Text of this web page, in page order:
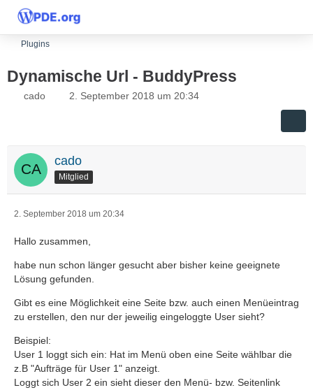
Plugins
Dynamische Url - BuddyPress
cado 2. September 2018 um 20:34
cado
Mitglied
2. September 2018 um 20:34
Hallo zusammen,
habe nun schon länger gesucht aber bisher keine geeignete
Lösung gefunden.
Gibt es eine Möglichkeit eine Seite bzw. auch einen Menüeintrag
zu erstellen, den nur der jeweilig eingeloggte User sieht?
Beispiel:
User 1 loggt sich ein: Hat im Menü oben eine Seite wählbar die
z.B "Aufträge für User 1" anzeigt.
Loggt sich User 2 ein sieht dieser den Menü- bzw. Seitenlink